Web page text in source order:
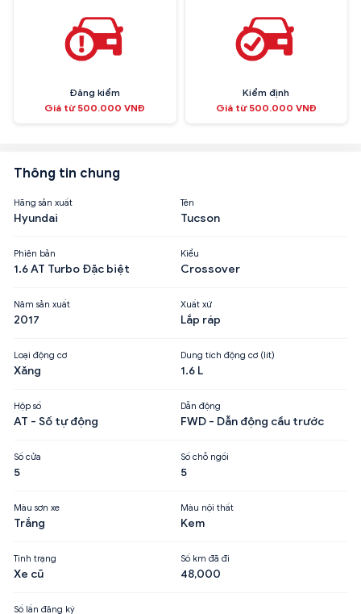
Đăng kiểm
Giá từ 500.000 VNĐ
Kiểm định
Giá từ 500.000 VNĐ
Thông tin chung
Hãng sản xuất
Hyundai
Tên
Tucson
Phiên bản
1.6 AT Turbo Đặc biệt
Kiểu
Crossover
Năm sản xuất
2017
Xuất xứ
Lắp ráp
Loại động cơ
Xăng
Dung tích động cơ (lít)
1.6 L
Hộp số
AT - Số tự động
Dẫn động
FWD - Dẫn động cầu trước
Số cửa
5
Số chỗ ngồi
5
Màu sơn xe
Trắng
Màu nội thất
Kem
Tình trạng
Xe cũ
Số km đã đi
48,000
Số lần đăng ký